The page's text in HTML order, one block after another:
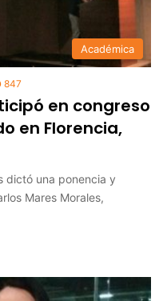
Académica
847
en congreso
en Florencia,
dictó una ponencia y
Mares Morales,